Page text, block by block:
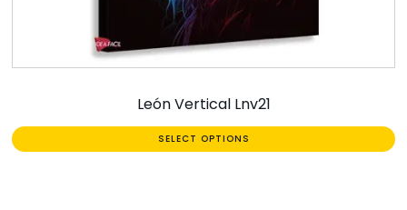
León Vertical Lnv21
SELECT OPTIONS